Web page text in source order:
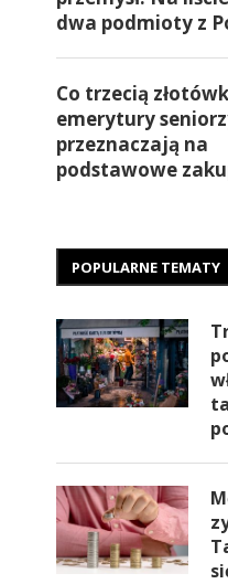
dwa podmioty z
Co trzecią
emerytury
przeznaczają na
podstawowe
POPULARNE TEMATY